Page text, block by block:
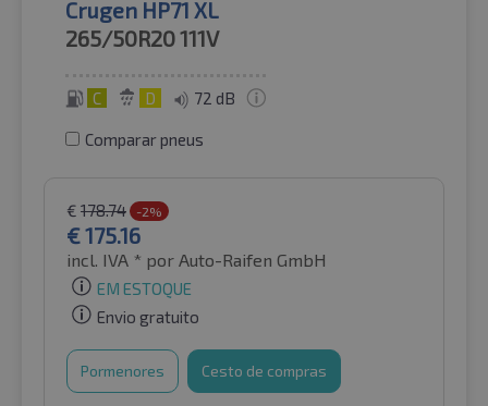
Crugen HP71 XL
265/50R20111V
C D 72 dB
Comparar pneus
€ 178.74 -2%
€175.16
incl. IVA * por Auto-Raifen GmbH
EM ESTOQUE
Envio gratuito
Pormenores Cesto de compras